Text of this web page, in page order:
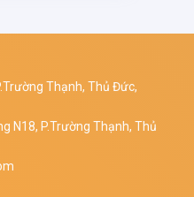
Thạnh, Thủ Đức,
N18, P.Trường Thạnh, Thủ